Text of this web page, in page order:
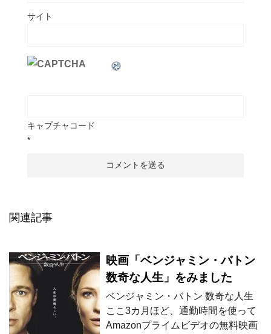
サイト
キャプチャコード
*
関連記事
映画「ベンジャミン・バトン
数奇な人生」をみました
ベンジャミン・バトン 数奇な人生
ここ3カ月ほど、通勤時間を使って
Amazonプライムビデオの無料映画